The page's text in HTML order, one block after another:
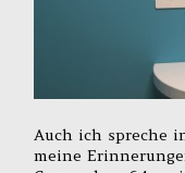
Auch ich spreche
meine